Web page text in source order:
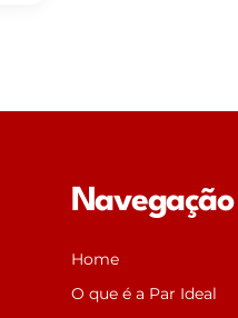
Home
O que é a Par Ideal